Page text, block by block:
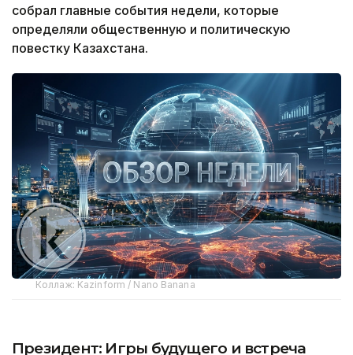
собрал главные события недели, которые
определяли общественную и политическую
повестку Казахстана.
Коллаж: Kazinform / Nano Banana
Президент: Игры будущего и встреча